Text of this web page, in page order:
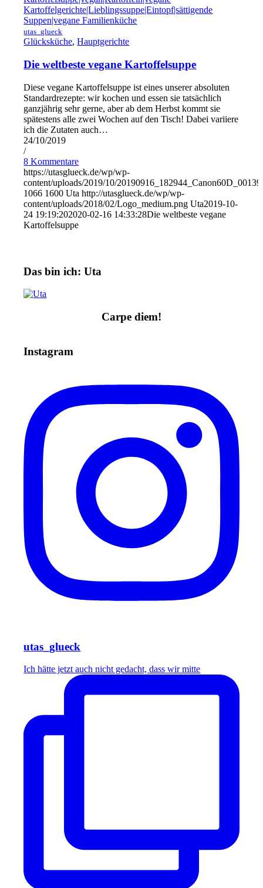
utas_glueck
Glücksküche,Hauptgerichte
Die weltbeste vegane Kartoffelsuppe
Diese vegane Kartoffelsuppe ist eines unserer absoluten
Standardrezepte: wir kochen und essen sie tatsächlich
ganzjährig sehr gerne, aber ab dem Herbst kommt sie
spätestens alle zwei Wochen auf den Tisch! Dabei variiere
ich die Zutaten auch…
24/10/2019
/
8 Kommentare
https://utasglueck.de/wp/wp-
content/uploads/2019/10/
1066 1600 Uta http://utasglueck.de/wp/wp-
content/uploads/2018/02/Logo_medium.png Uta2019-10-
24 19:19:202020-02-16 14:33:28Die weltbeste vegane
Kartoffelsuppe
Das bin ich: Uta
Carpe diem!
Instagram
utas_glueck
Ich hätte jetzt auch nicht gedacht, dass wir mitte